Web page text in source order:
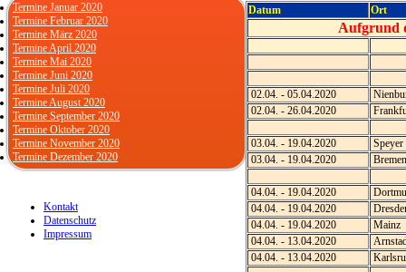
Datum Ort
Aufgrund
02.04. - 05.04.2020
02.04. - 26.04.2020
03.04. - 19.04.2020
Speyer
03.04. - 19.04.2020
04.04. - 19.04.2020
04.04. - 19.04.2020
04.04. - 19.04.2020
Mainz
04.04. - 13.04.2020
04.04. - 13.04.2020
Termine Januar 2020
Termine Februar 2020
Termine März 2020
Termine April 2020
Termine Mai 2020
Termine Juni 2020
Termine Juli 2020
Termine August 2020
Termine September 2020
Termine Oktober 2020
Termine November 2020
Termine Dezember 2020
Kontakt
Datenschutz
Impressum